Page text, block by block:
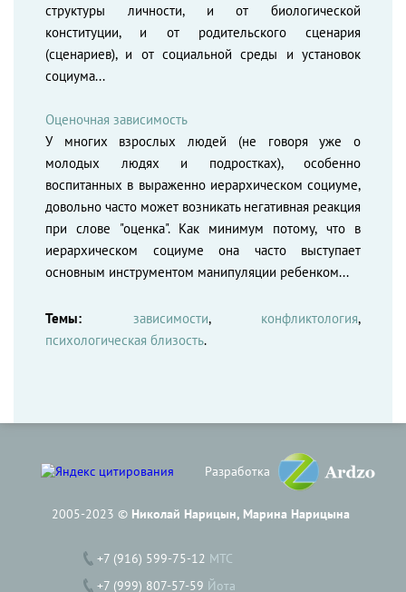
структуры личности, и от биологической
конституции, и от родительского сценария
(сценариев), и от социальной среды и установок
социума...
Оценочная зависимость
У многих взрослых людей (не говоря уже о
молодых людях и подростках), особенно
воспитанных в выраженно иерархическом социуме,
довольно часто может возникать негативная реакция
при слове "оценка". Как минимум потому, что в
иерархическом социуме она часто выступает
основным инструментом манипуляции ребенком...
Темы: зависимости, конфликтология,
психологическая близость.
Разработка
2005-2023 © Николай Нарицын, Марина Нарицына
+7 (916) 599-75-12 МТС
+7 (999) 807-57-59 Йота